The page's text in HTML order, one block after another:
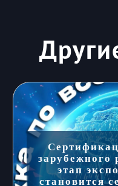
зарубежного
этап
становится